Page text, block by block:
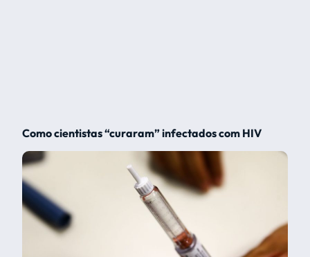
Como cientistas “curaram” infectados com HIV